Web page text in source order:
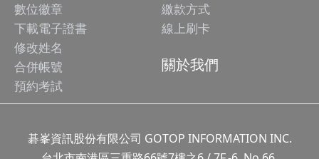
數位徽章
下載電子證書
修改姓名
合併帳號
預約考試
繳款方式
線上刷卡
關於我們
碁峯資訊股份有限公司 GOTOP INFORMATION INC.